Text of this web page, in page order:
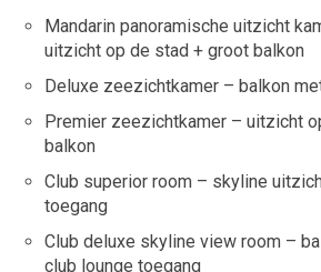
Mandarin panoramische uitzicht
uitzicht op de stad + groot balkon
Deluxe zeezichtkamer – balkon
Premier zeezichtkamer – uitzicht
balkon
Club superior room – skyline
toegang
Club deluxe skyline view room –
club lounge toegang